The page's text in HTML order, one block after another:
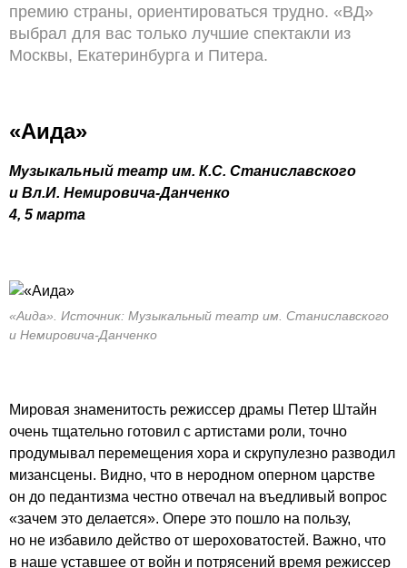
премию страны, ориентироваться трудно. «ВД»
выбрал для вас только лучшие спектакли из
Москвы, Екатеринбурга и Питера.
«Аида»
Музыкальный театр им. К.С. Станиславского
и Вл.И. Немировича-Данченко
4, 5 марта
«Аида». Источник: Музыкальный театр им. Станиславского
и Немировича-Данченко
Мировая знаменитость режиссер драмы Петер Штайн
очень тщательно готовил с артистами роли, точно
продумывал перемещения хора и скрупулезно разводил
мизансцены. Видно, что в неродном оперном царстве
он до педантизма честно отвечал на въедливый вопрос
«зачем это делается». Опере это пошло на пользу,
но не избавило действо от шероховатостей. Важно, что
в наше уставшее от войн и потрясений время режиссер